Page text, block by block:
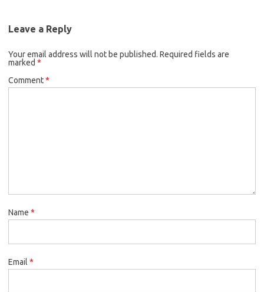
Leave a Reply
Your email address will not be published. Required fields are
marked *
Comment*
Name *
Email *